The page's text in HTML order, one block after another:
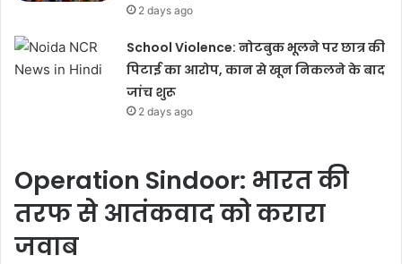
2 days ago
School Violence: नोटबुक भूलने पर छात्र की
पिटाई का आरोप, कान से खून निकलने के बाद
जांच शुरू
2 days ago
Operation Sindoor: भारत की
तरफ से आतंकवाद को करारा
जवाब